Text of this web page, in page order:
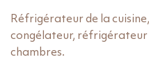
Réfrigérateur de la
congélateur, réfrigérateur
chambres.